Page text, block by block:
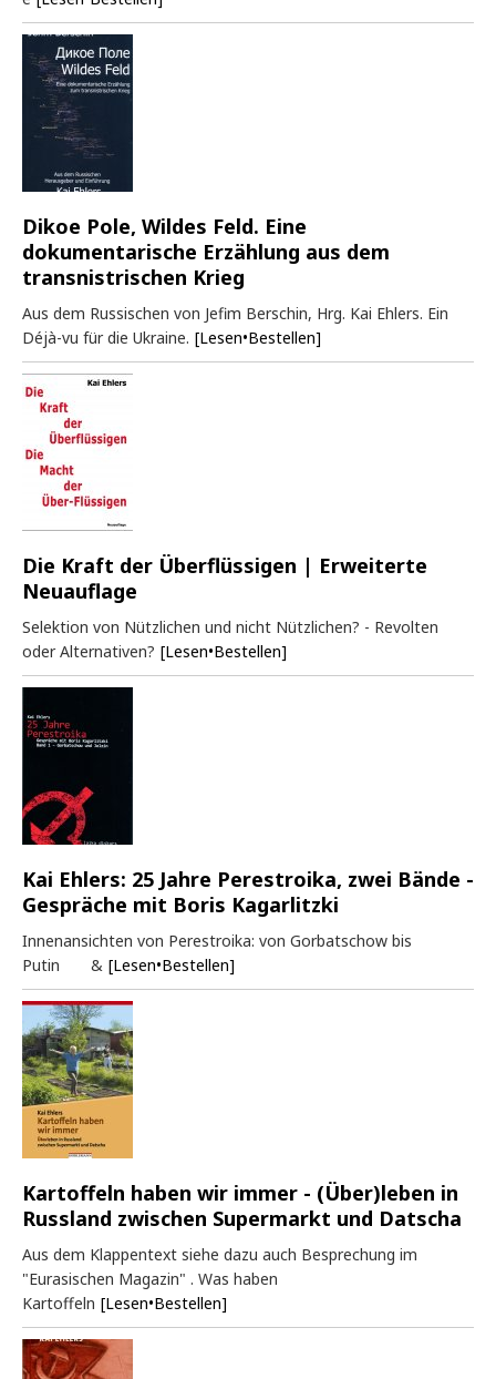
Dikoe Pole, Wildes Feld. Eine
dokumentarische Erzählung aus dem
transnistrischen Krieg
Aus dem Russischen von Jefim Berschin, Hrg. Kai Ehlers. Ein
Déjà-vu für die Ukraine. [Lesen•Bestellen]
Die Kraft der Überflüssigen | Erweiterte
Neuauflage
Selektion von Nützlichen und nicht Nützlichen? - Revolten
oder Alternativen? [Lesen•Bestellen]
Kai Ehlers: 25 Jahre Perestroika, zwei Bände -
Gespräche mit Boris Kagarlitzki
Innenansichten von Perestroika: von Gorbatschow bis
Putin & [Lesen•Bestellen]
Kartoffeln haben wir immer - (Über)leben in
Russland zwischen Supermarkt und Datscha
Aus dem Klappentext siehe dazu auch Besprechung im
"Eurasischen Magazin" . Was haben
Kartoffeln [Lesen•Bestellen]